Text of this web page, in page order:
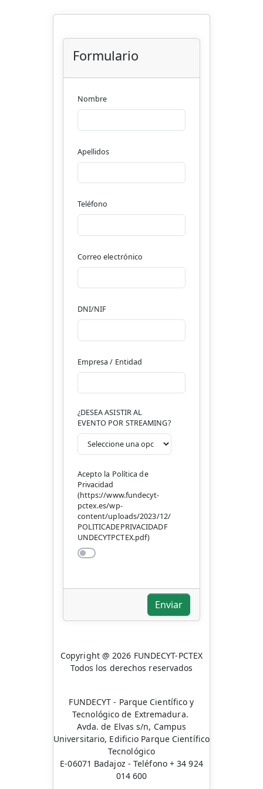
Formulario
Nombre
Apellidos
Teléfono
Correo electrónico
DNI/NIF
Empresa / Entidad
¿DESEA ASISTIR AL
EVENTO POR STREAMING?
Acepto la Política de
Privacidad
(https://www.fundecyt-
pctex.es/wp-
content/uploads/2023/12/
POLITICADEPRIVACIDADF
UNDECYTPCTEX.pdf)
Enviar
Copyright @ 2026 FUNDECYT-PCTEX
Todos los derechos reservados
FUNDECYT - Parque Científico y
Tecnológico de Extremadura.
Avda. de Elvas s/n, Campus
Universitario, Edificio Parque Científico
Tecnológico
E-06071 Badajoz - Teléfono + 34 924
014 600